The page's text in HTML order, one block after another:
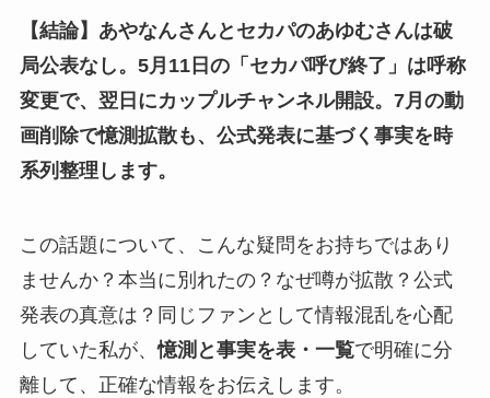
【結論】あやなんさんとセカパのあゆむさんは破
局公表なし。5月11日の「セカパ呼び終了」は呼称
変更で、翌日にカップルチャンネル開設。7月の動
画削除で憶測拡散も、公式発表に基づく事実を時
系列整理します。
この話題について、こんな疑問をお持ちではあり
ませんか？本当に別れたの？なぜ噂が拡散？公式
発表の真意は？同じファンとして情報混乱を心配
していた私が、憶測と事実を表・一覧で明確に分
離して、正確な情報をお伝えします。